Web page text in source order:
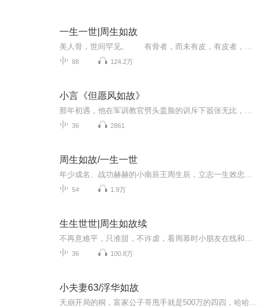
一生一世|周生如故
88 124.2万
小言《但愿风如故》
36 2861
周生如故/一生一世
54 1.9万
生生世世|周生如故续
36 100.8万
小夫妻63/浮华如故